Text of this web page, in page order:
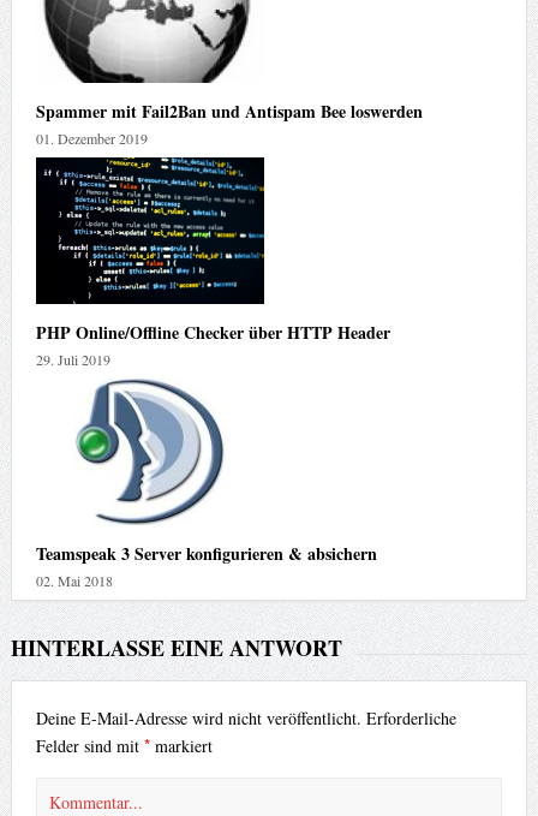
Spammer mit Fail2Ban und Antispam Bee loswerden
01. Dezember 2019
PHP Online/Offline Checker über HTTP Header
29. Juli 2019
Teamspeak 3 Server konfigurieren & absichern
02. Mai 2018
HINTERLASSE EINE ANTWORT
Deine E-Mail-Adresse wird nicht veröffentlicht. Erforderliche
Felder sind mit *markiert